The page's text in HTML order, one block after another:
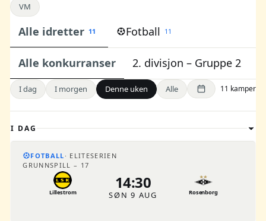
VM
Alle idretter 11 Fotball 11
Alle konkurranser 2. divisjon – Gruppe 2
I dag I morgen Denne uken Alle 11 kamper
I DAG
FOTBALL
ELITESERIEN
GRUNNSPILL – 17
Lillestrom
14:30
SØN 9 AUG Rosenborg